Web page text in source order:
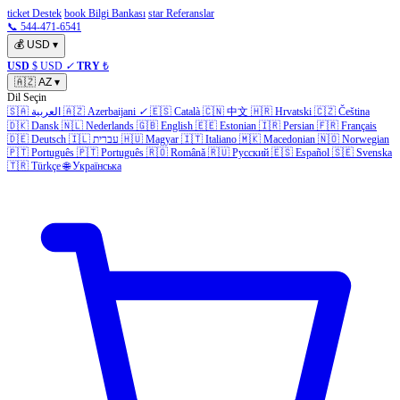
ticket Destek book Bilgi Bankası star Referanslar
📞 544-471-6541
💰 USD ▾
USD $ USD ✓ TRY ₺
🇦🇿 AZ ▾
Dil Seçin
🇸🇦 العربية 🇦🇿 Azerbaijani ✓ 🇪🇸 Català 🇨🇳 中文 🇭🇷 Hrvatski 🇨🇿 Čeština
🇩🇰 Dansk 🇳🇱 Nederlands 🇬🇧 English 🇪🇪 Estonian 🇮🇷 Persian 🇫🇷 Français
🇩🇪 Deutsch 🇮🇱 עברית 🇭🇺 Magyar 🇮🇹 Italiano 🇲🇰 Macedonian 🇳🇴 Norwegian
🇵🇹 Português 🇵🇹 Português 🇷🇴 Română 🇷🇺 Русский 🇪🇸 Español 🇸🇪 Svenska
🇹🇷 Türkçe 🌐 Українська